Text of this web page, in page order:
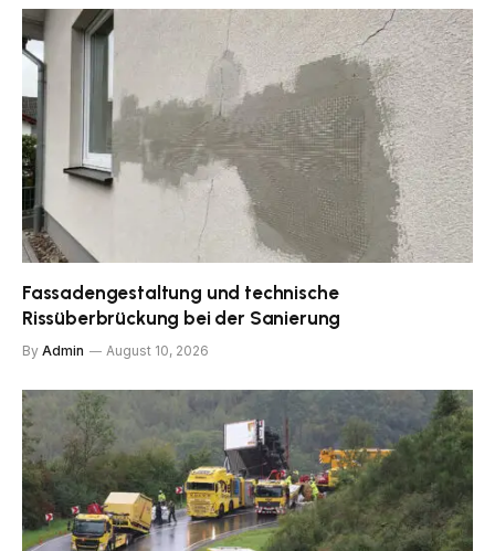
Fassadengestaltung und technische
Rissüberbrückung bei der Sanierung
By Admin August 10, 2026